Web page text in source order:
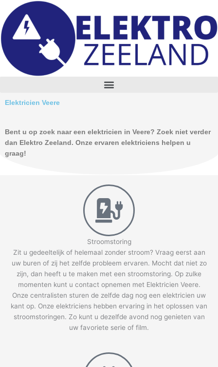
content
M
e
Elektricien Veere
Bent u op zoek naar een elektricien in Veere? Zoek niet verder
dan Elektro Zeeland. Onze ervaren elektriciens helpen u
graag!
Stroomstoring
Zit u gedeeltelijk of helemaal zonder stroom? Vraag eerst aan
uw buren of zij het zelfde probleem ervaren. Mocht dat niet zo
zijn, dan heeft u te maken met een stroomstoring. Op zulke
momenten kunt u contact opnemen met Elektricien Veere.
Onze centralisten sturen de zelfde dag nog een elektricien uw
kant op. Onze elektriciens hebben ervaring in het oplossen van
stroomstoringen. Zo kunt u dezelfde avond nog genieten van
uw favoriete serie of film.